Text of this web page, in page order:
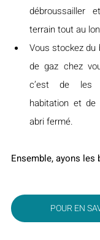
débroussailler
terrain tout au
Vous stockez du
de gaz chez
c’est de les
habitation et
abri fermé.
Ensemble, ayons les
POUR EN